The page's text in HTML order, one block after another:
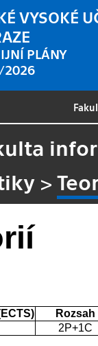
VYSOKÉ
PLÁNY
2026
>
Rozsah
2P+1C